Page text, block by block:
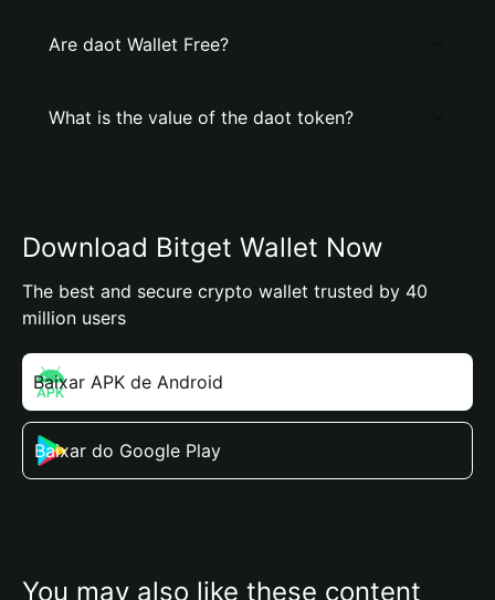
Are daot Wallet Free?
What is the value of the daot token?
Download Bitget Wallet Now
The best and secure crypto wallet trusted by 40
million users
Baixar APK de Android
Baixar do Google Play
You may also like these content